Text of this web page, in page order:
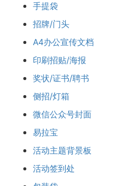
手提袋
招牌/门头
A4办公宣传文档
印刷招贴/海报
奖状/证书/聘书
侧招/灯箱
微信公众号封面
易拉宝
活动主题背景板
活动签到处